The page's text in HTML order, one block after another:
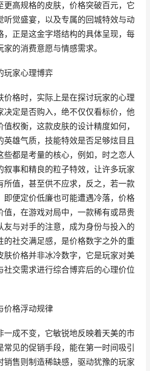
更高规格的皮肤，价格突破百元，它
听觉盛宴，以及专属的回城特效与动
，正是这金字塔结构的具体呈现，每
的消费意愿与情感需求。
玩家心理博弈
价格时，实际上是在探讨玩家的心理
决定是否购入，绝不仅仅看标价，他
权衡，这款皮肤的设计精度如何，
英雄气质，技能特效是否足够炫目且
些都是考量的核心，例如，时之恋人
叙事和精良的粒子特效，让许多玩家
所值，甚至供不应求，反之，若一款
即便定价低廉也可能遭遇冷落，价格
值，在游戏对局中，一款稀有或昂贵
友与对手的注意，成为身份与投入的
的社交满足感，是价格数字之外的重
肤价格并非冰冷数字，它是玩家对美
社交需求进行综合博弈后的心理价位
价格浮动规律
一成不变，它敏锐地反映着天美的市
见的促销手段，能在第一时间吸引
销售则制造稀缺感，驱动犹豫的玩家